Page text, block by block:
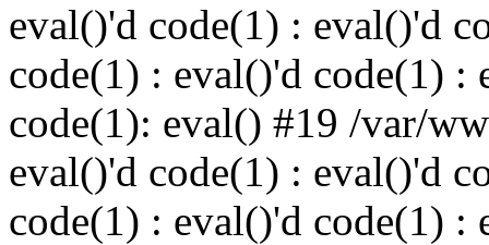
eval()'d code(1) : eval()'d
code(1) : eval()'d code(1) :
code(1): eval() #19 /var/
eval()'d code(1) : eval()'d
code(1) : eval()'d code(1) :